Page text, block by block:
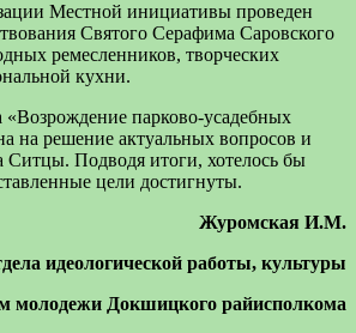
Местной инициативы проведен
Святого Серафима Саровского
ремесленников, творческих
кухни.
парково-усадебных
на решение актуальных вопросов и
Ситцы. Подводя итоги, хотелось бы
цели достигнуты.
Журомская И.М.
идеологической работы, культуры
молодежи Докшицкого райисполкома